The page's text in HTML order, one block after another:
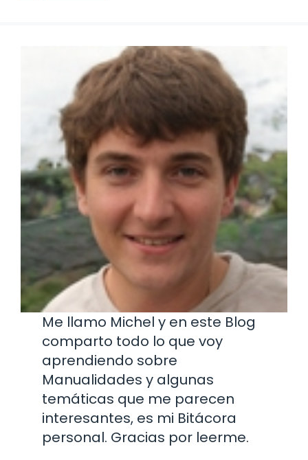
Me llamo Michel y en este Blog
comparto todo lo que voy
aprendiendo sobre
Manualidades y algunas
temáticas que me parecen
interesantes, es mi Bitácora
personal. Gracias por leerme.